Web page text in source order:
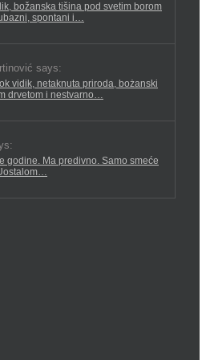
božanska tišina pod svetim borom
spontani i…
says:
vidik, netaknuta priroda, bożanski
drvetom i nestvarno…
godine. Ma predivno. Samo smeće